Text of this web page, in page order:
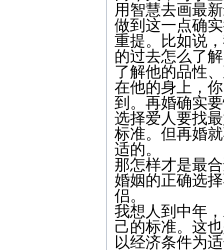
用智慧去画最
做到这一点确
重提。比如说
的过去怎么了
了解他的品性
在他的身上，
到。再婚确实
选择爱人要找
标准。但再婚
适的。
那怎样才是最
婚姻的正确选
侣。
我想人到中年
己的标准。这
以经济条件为